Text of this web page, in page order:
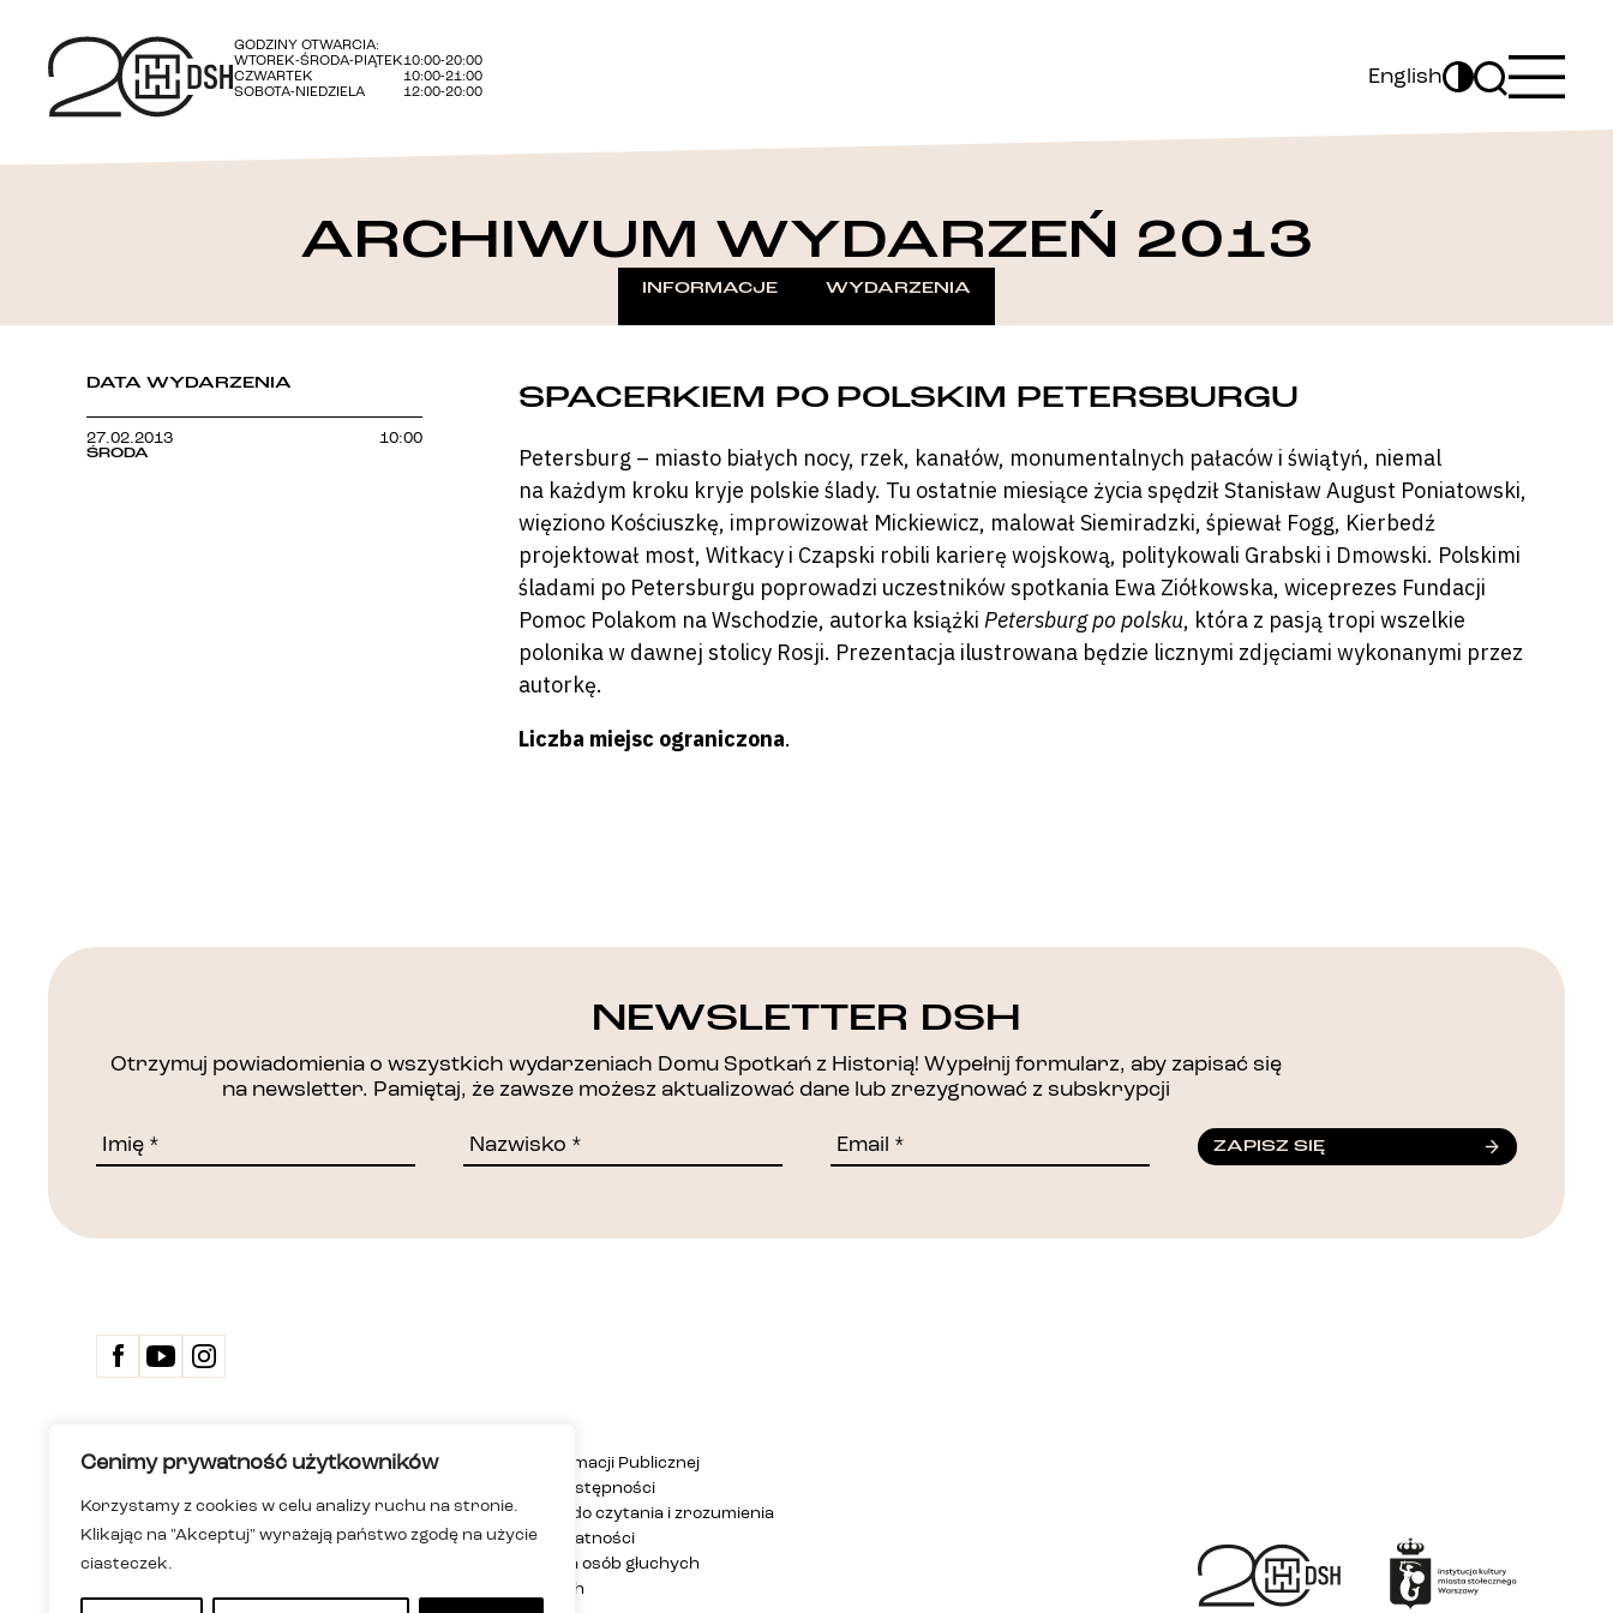
Cenimy prywatność użytkowników
Korzystamy z cookies w celu analizy ruchu na stronie.
Klikając na "Akceptuj" wyrażają państwo zgodę na użycie
ciasteczek.
GODZINY OTWARCIA:
WTOREK-ŚRODA-PIĄTEK10:00-20:00
CZWARTEK
10:00-21:00
SOBOTA-NIEDZIELA
12:00-20:00
English
ARCHIWUM WYDARZEŃ 2013
INFORMACJE WYDARZENIA
DATA WYDARZENIA
27.02.2013
ŚRODA
10:00
SPACERKIEM PO POLSKIM PETERSBURGU
Petersburg – miasto białych nocy, rzek, kanałów, monumentalnych pałaców i świątyń, niemal
na każdym kroku kryje polskie ślady. Tu ostatnie miesiące życia spędził Stanisław August Poniatowski,
więziono Kościuszkę, improwizował Mickiewicz, malował Siemiradzki, śpiewał Fogg, Kierbedź
projektował most, Witkacy i Czapski robili karierę wojskową, politykowali Grabski i Dmowski. Polskimi
śladami po Petersburgu poprowadzi uczestników spotkania Ewa Ziółkowska, wiceprezes Fundacji
Pomoc Polakom na Wschodzie, autorka książki Petersburg po polsku, która z pasją tropi wszelkie
polonika w dawnej stolicy Rosji. Prezentacja ilustrowana będzie licznymi zdjęciami wykonanymi przez
autorkę.
Liczba miejsc ograniczona.
DZIĘKUJEMY!
NEWSLETTER DSH
Otrzymuj powiadomienia o wszystkich wydarzeniach Domu Spotkań z Historią! Wypełnij formularz, aby zapisać się
na newsletter. Pamiętaj, że zawsze możesz aktualizować dane lub zrezygnować z subskrypcji
ZAPISZ SIĘ
Dom Spotkań z Historią
Instytucja kultury m.st. Warszawy
ul. Karowa 20, 00-324 Warszawa
Biuletyn Informacji Publicznej
Deklaracja dostępności
Wersja łatwa do czytania i zrozumienia
Polityka prywatności
Informacja dla osób głuchych
i niesłyszących